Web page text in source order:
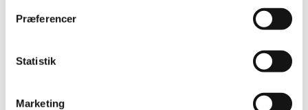
Præferencer
Statistik
Marketing